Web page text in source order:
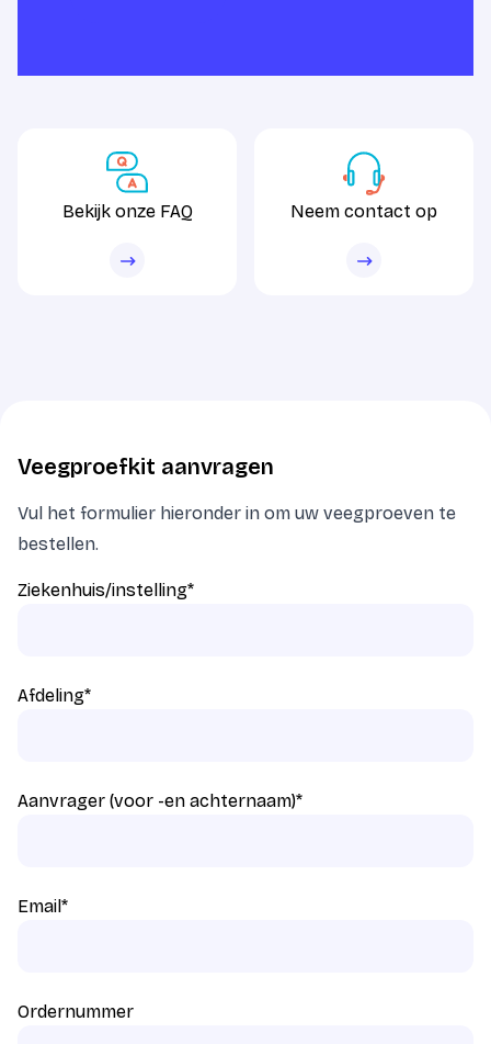
Bekijk onze FAQ Neem contact op
Veegproefkit aanvragen
Vul het formulier hieronder in om uw veegproeven te
bestellen.
Ziekenhuis/instelling*
Afdeling*
Aanvrager (voor -en achternaam)*
Email*
Ordernummer